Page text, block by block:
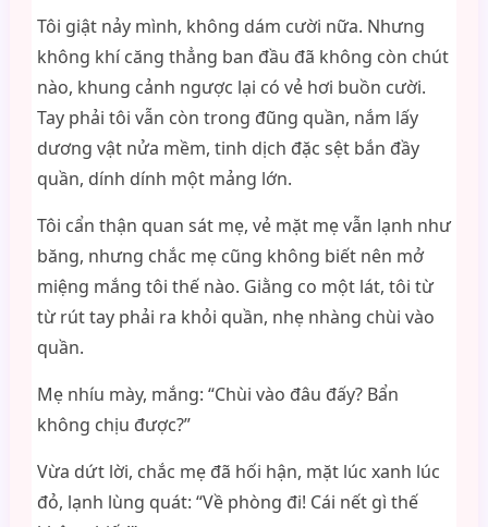
Tôi giật nảy mình, không dám cười nữa. Nhưng
không khí căng thẳng ban đầu đã không còn chút
nào, khung cảnh ngược lại có vẻ hơi buồn cười.
Tay phải tôi vẫn còn trong đũng quần, nắm lấy
dương vật nửa mềm, tinh dịch đặc sệt bắn đầy
quần, dính dính một mảng lớn.
Tôi cẩn thận quan sát mẹ, vẻ mặt mẹ vẫn lạnh như
băng, nhưng chắc mẹ cũng không biết nên mở
miệng mắng tôi thế nào. Giằng co một lát, tôi từ
từ rút tay phải ra khỏi quần, nhẹ nhàng chùi vào
quần.
Mẹ nhíu mày, mắng: “Chùi vào đâu đấy? Bẩn
không chịu được?”
Vừa dứt lời, chắc mẹ đã hối hận, mặt lúc xanh lúc
đỏ, lạnh lùng quát: “Về phòng đi! Cái nết gì thế